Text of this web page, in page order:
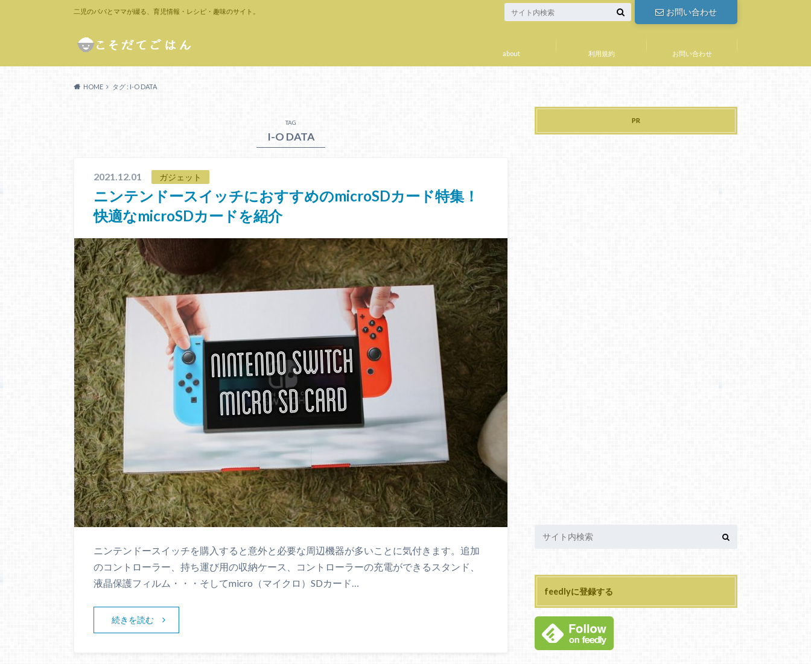
二児のパパとママが綴る、育児情報・レシピ・趣味のサイト。 お問い合わせ
about 利用規約 お問い合わせ
HOME タグ : I-O DATA
TAG
I-O DATA
2021.12.01 ガジェット
ニンテンドースイッチにおすすめのmicroSDカード特集！
快適なmicroSDカードを紹介
ニンテンドースイッチを購入すると意外と必要な周辺機器が多いことに気付きます。追加
のコントローラー、持ち運び用の収納ケース、コントローラーの充電ができるスタンド、
液晶保護フィルム・・・そしてmicro（マイクロ）SDカード…
続きを読む
PR
feedlyに登録する